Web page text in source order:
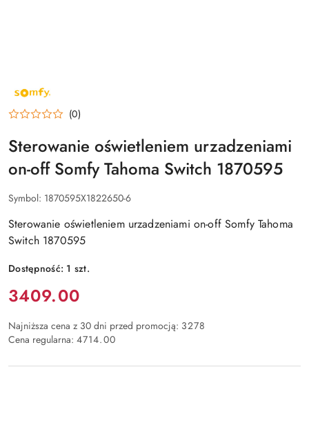
NAZWA
PRODUCENTA:
SOMFY
(0)
Sterowanie oświetleniem urzadzeniami
on-off Somfy Tahoma Switch 1870595
Symbol: 1870595X1822650-6
Sterowanie oświetleniem urzadzeniami on-off Somfy Tahoma
Switch 1870595
Dostępność: 1 szt.
Cena:
3409.00
Najniższa cena z 30 dni przed promocją: 3278
Cena regularna: 4714.00